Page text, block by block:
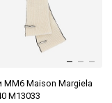
MM6 Maison Margiela
M13033